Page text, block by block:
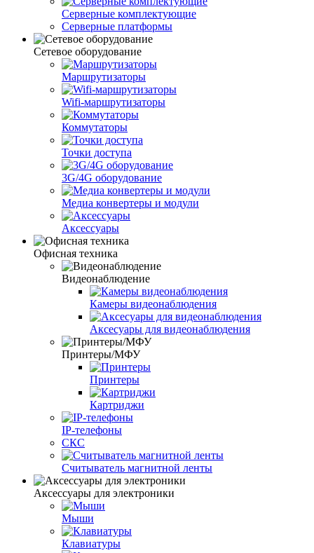
Серверные комплектующие
Серверные платформы
Сетевое оборудование
Маршрутизаторы
Wifi-маршрутизаторы
Коммутаторы
Точки доступа
3G/4G оборудование
Медиа конвертеры и модули
Аксессуары
Офисная техника
Видеонаблюдение
Камеры видеонаблюдения
Аксесуары для видеонаблюдения
Принтеры/МФУ
Принтеры
Картриджи
IP-телефоны
СКС
Считыватель магнитной ленты
Аксессуары для электроники
Мыши
Клавиатуры